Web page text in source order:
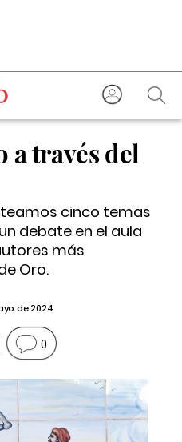
a través del
cinco temas
debate en el aula
más
Oro.
de 2024
0